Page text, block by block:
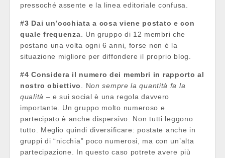
pressoché assente e la linea editoriale confusa.
#3 Dai un’occhiata a cosa viene postato e con
quale frequenza . Un gruppo di 12 membri che
postano una volta ogni 6 anni, forse non è la
situazione migliore per diffondere il proprio blog.
#4 Considera il numero dei membri in rapporto al
nostro obiettivo
. Non sempre la quantità fa la
qualità – e sui social è una regola davvero
importante. Un gruppo molto numeroso e
partecipato è anche dispersivo. Non tutti leggono
tutto. Meglio quindi diversificare: postate anche in
gruppi di “nicchia” poco numerosi, ma con un’alta
partecipazione. In questo caso potrete avere più